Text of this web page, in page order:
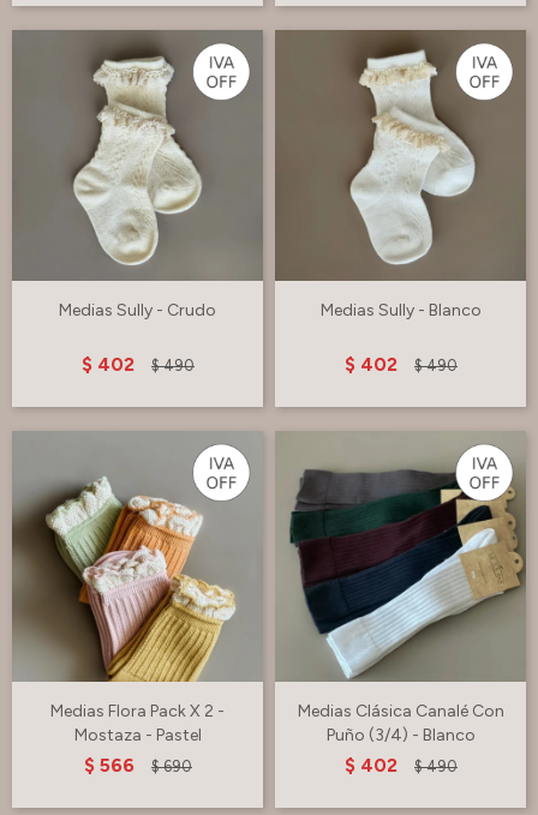
Medias Sully - Crudo
$ 402 $ 490
Medias Sully - Blanco
$ 402 $ 490
Medias Flora Pack X 2 -
Mostaza - Pastel
$ 566 $ 690
Medias Clásica Canalé Con
Puño (3/4) - Blanco
$ 402 $ 490